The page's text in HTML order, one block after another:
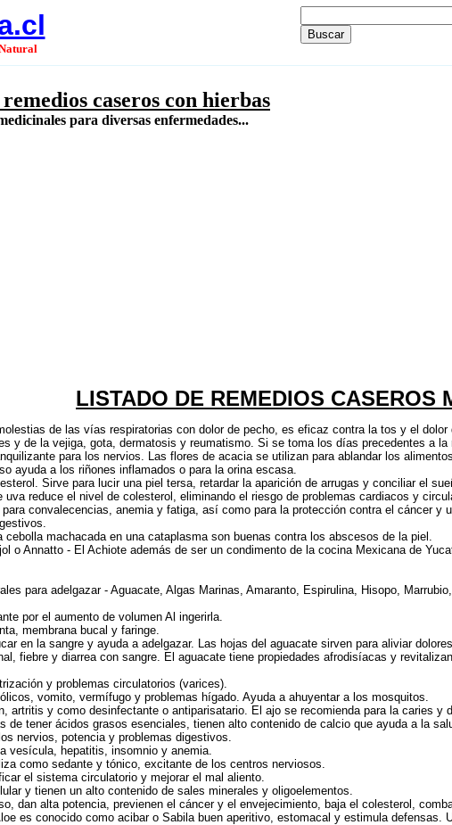
caseros con hierbas
para diversas enfermedades...
LISTADO DE REMEDIOS CASEROS
de las vías respiratorias con dolor de pecho, es eficaz contra la tos y el
y de la vejiga, gota, dermatosis y reumatismo. Si se toma los días precedentes a
para los nervios. Las flores de acacia se utilizan para ablandar los
ayuda a los riñones inflamados o para la orina escasa.
Sirve para lucir una piel tersa, retardar la aparición de arrugas y conciliar el
reduce el nivel de colesterol, eliminando el riesgo de problemas cardiacos y
convalecencias, anemia y fatiga, así como para la protección contra el cáncer y
machacada en una cataplasma son buenas contra los abscesos de la piel.
o Annatto - El Achiote además de ser un condimento de la cocina Mexicana de
para adelgazar - Aguacate, Algas Marinas, Amaranto, Espirulina, Hisopo,
por el aumento de volumen Al ingerirla.
membrana bucal y faringe.
en la sangre y ayuda a adelgazar. Las hojas del aguacate sirven para aliviar
fiebre y diarrea con sangre. El aguacate tiene propiedades afrodisíacas y
y problemas circulatorios (varices).
vomito, vermífugo y problemas hígado. Ayuda a ahuyentar a los mosquitos.
artritis y como desinfectante o antiparisatario. El ajo se recomienda para la caries y
de tener ácidos grasos esenciales, tienen alto contenido de calcio que ayuda a la
nervios, potencia y problemas digestivos.
vesícula, hepatitis, insomnio y anemia.
como sedante y tónico, excitante de los centros nerviosos.
el sistema circulatorio y mejorar el mal aliento.
y tienen un alto contenido de sales minerales y oligoelementos.
dan alta potencia, previenen el cáncer y el envejecimiento, baja el colesterol,
es conocido como acibar o Sabila buen aperitivo, estomacal y estimula